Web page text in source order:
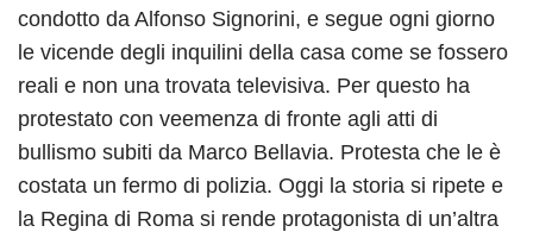
condotto da Alfonso Signorini, e segue ogni giorno
le vicende degli inquilini della casa come se fossero
reali e non una trovata televisiva. Per questo ha
protestato con veemenza di fronte agli atti di
bullismo subiti da Marco Bellavia. Protesta che le è
costata un fermo di polizia. Oggi la storia si ripete e
la Regina di Roma si rende protagonista di un’altra